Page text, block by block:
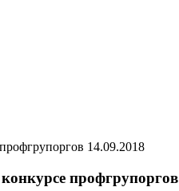
14.09.2018
профгрупоргов